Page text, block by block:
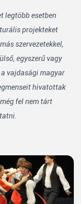
legtöbb esetben
projekteket
szervezetekkel,
egyszerű vagy
vajdasági magyar
hivatottak
fel nem tárt